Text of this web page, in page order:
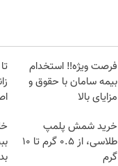
فرصت ویژه‼️ استخدام
بیمه سامان با حقوق و
مزایای بالا
خرید شمش پلمپ
طلاسی، از ۰.۵ گرم تا ۱۰
گرم